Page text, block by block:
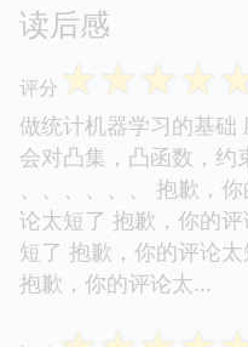
读后感
评分 ☆☆☆☆
做统计机器学习的基础
会对凸集，凸函数，约
、、、、、、 抱歉，
论太短了 抱歉，你的
短了 抱歉，你的评论
抱歉，你的评论太...